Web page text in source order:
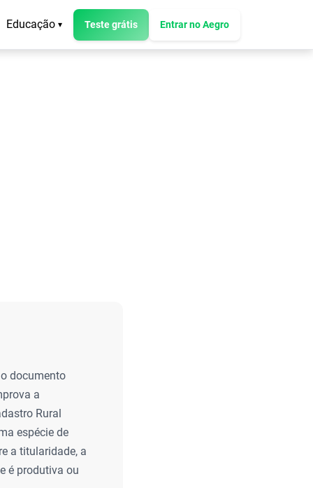
Educação ▾ Teste grátis Entrar no Aegro
documento
a
Rural
espécie de
a titularidade, a
é produtiva ou